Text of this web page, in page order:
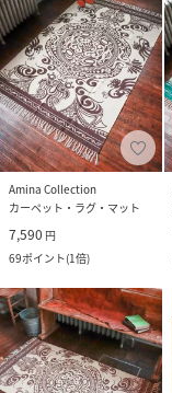
Amina Collection
カーペット・ラグ・マット
7,590 円
69ポイント(1倍)